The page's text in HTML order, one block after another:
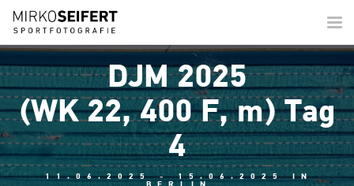
DJM 2025
(WK 22, 400 F, m) Tag
4
11.06.2025 - 15.06.2025 IN
BERLIN